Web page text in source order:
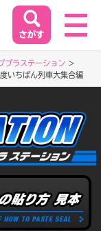
ラステーション
いちばん列車大集合編